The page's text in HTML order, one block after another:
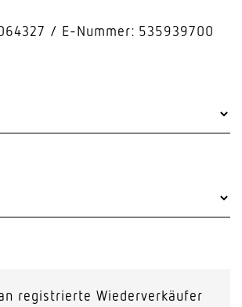
E-Nummer: 535939700
registrierte Wiederverkäufer